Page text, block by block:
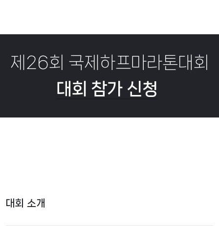
제26회 국제하프마라톤대회
대회 참가 신청
대회 소개